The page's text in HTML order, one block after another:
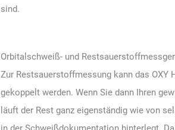
sind.
Orbitalschweiß- und
Zur Restsauerstoffmessung kann das
gekoppelt werden. Wenn Sie dann Ihren
läuft der Rest ganz eigenständig wie von